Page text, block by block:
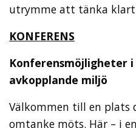
utrymme att tänka
KONFERENS
Konferensmöjligheter i
avkopplande miljö
Välkommen till en plats
omtanke möts. Här – i